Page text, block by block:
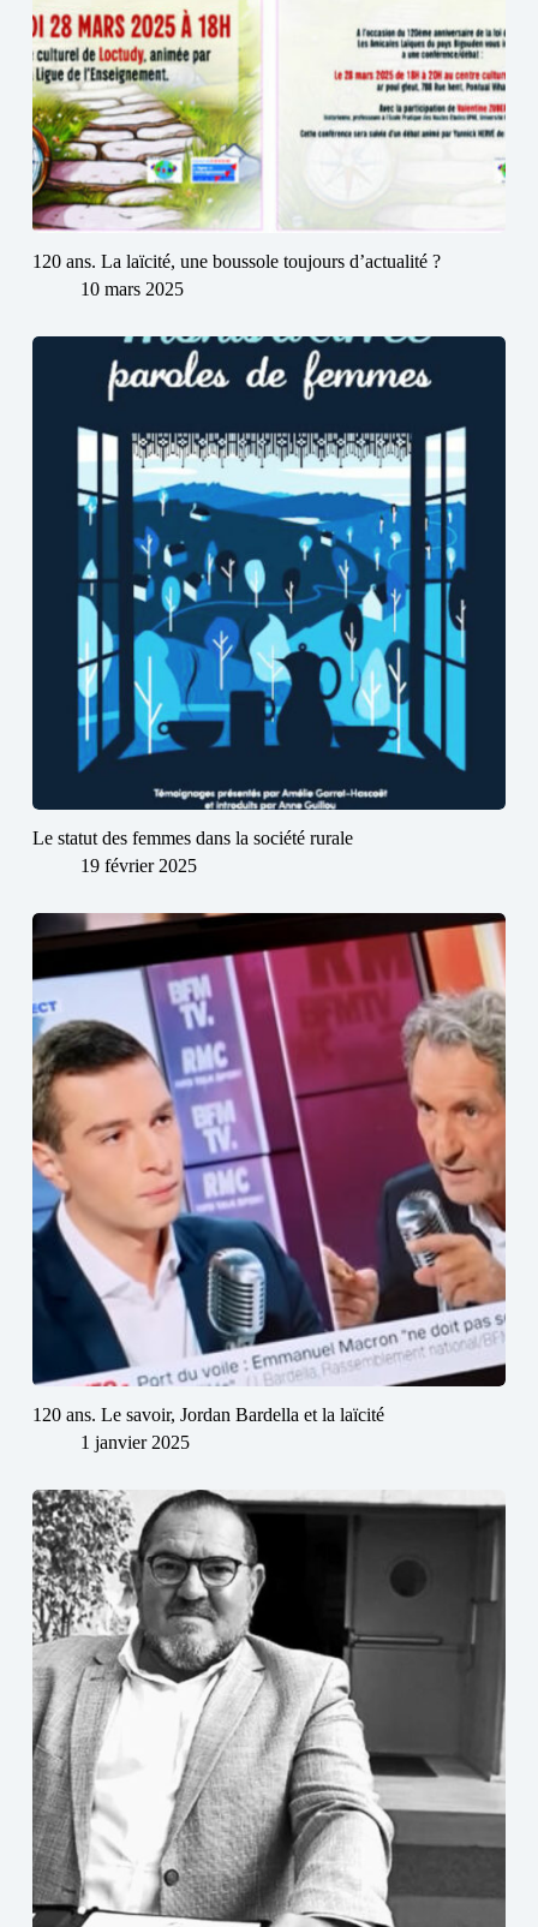
120 ans. La laïcité, une boussole toujours d’actualité ?
10 mars 2025
Le statut des femmes dans la société rurale
19 février 2025
120 ans. Le savoir, Jordan Bardella et la laïcité
1 janvier 2025